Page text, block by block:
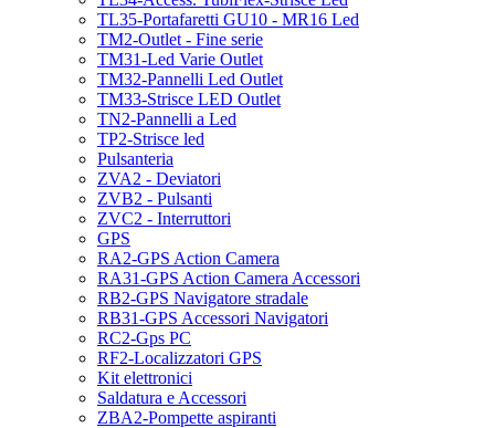
TL35-Portafaretti GU10 - MR16 Led
TM2-Outlet - Fine serie
TM31-Led Varie Outlet
TM32-Pannelli Led Outlet
TM33-Strisce LED Outlet
TN2-Pannelli a Led
TP2-Strisce led
Pulsanteria
ZVA2 - Deviatori
ZVB2 - Pulsanti
ZVC2 - Interruttori
GPS
RA2-GPS Action Camera
RA31-GPS Action Camera Accessori
RB2-GPS Navigatore stradale
RB31-GPS Accessori Navigatori
RC2-Gps PC
RF2-Localizzatori GPS
Kit elettronici
Saldatura e Accessori
ZBA2-Pompette aspiranti